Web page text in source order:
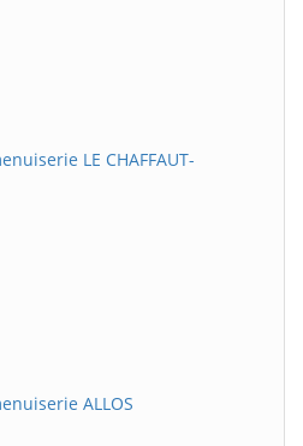
LE CHAFFAUT-
ALLOS